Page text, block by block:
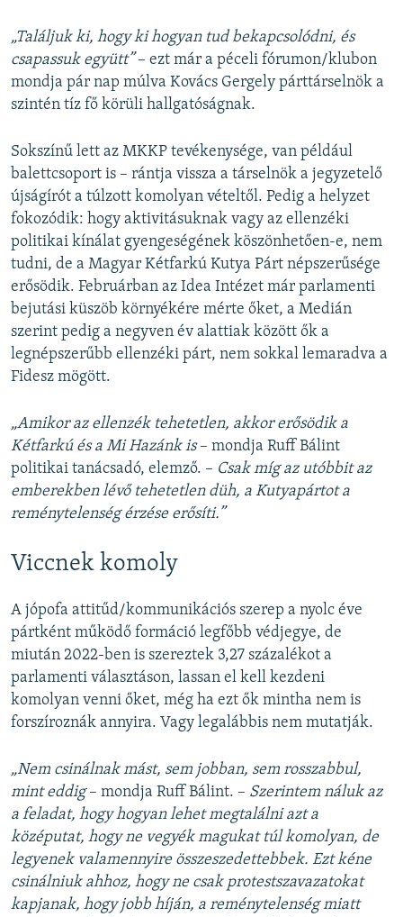
„Találjuk ki, hogy ki hogyan tud bekapcsolódni, és
csapassuk együtt”– ezt már a péceli fórumon/klubon
mondja pár nap múlva Kovács Gergely párttárselnök a
szintén tíz fő körüli hallgatóságnak.
Sokszínű lett az MKKP tevékenysége, van például
balettcsoport is – rántja vissza a társelnök a jegyzetelő
újságírót a túlzott komolyan vételtől. Pedig a helyzet
fokozódik: hogy aktivitásuknak vagy az ellenzéki
politikai kínálat gyengeségének köszönhetően-e, nem
tudni, de a Magyar Kétfarkú Kutya Párt népszerűsége
erősödik. Februárban az Idea Intézet már parlamenti
bejutási küszöb környékére mérte őket, a Medián
szerint pedig a negyven év alattiak között ők a
legnépszerűbb ellenzéki párt, nem sokkal lemaradva a
Fidesz mögött.
„Amikor az ellenzék tehetetlen, akkor erősödik a
Kétfarkú és a Mi Hazánk is– mondja Ruff Bálint
politikai tanácsadó, elemző. – Csak míg az utóbbit az
emberekben lévő tehetetlen düh, a Kutyapártot a
reménytelenség érzése erősíti.”
Viccnek komoly
A jópofa attitűd/kommunikációs szerep a nyolc éve
pártként működő formáció legfőbb védjegye, de
miután 2022-ben is szereztek 3,27 százalékot a
parlamenti választáson, lassan el kell kezdeni
komolyan venni őket, még ha ezt ők mintha nem is
forszíroznák annyira. Vagy legalábbis nem mutatják.
„Nem csinálnak mást, sem jobban, sem rosszabbul,
mint eddig– mondja Ruff Bálint. – Szerintem náluk az
a feladat, hogy hogyan lehet megtalálni azt a
középutat, hogy ne vegyék magukat túl komolyan, de
legyenek valamennyire összeszedettebbek. Ezt kéne
csinálniuk ahhoz, hogy ne csak protestszavazatokat
kapjanak, hogy jobb híján, a reménytelenség miatt